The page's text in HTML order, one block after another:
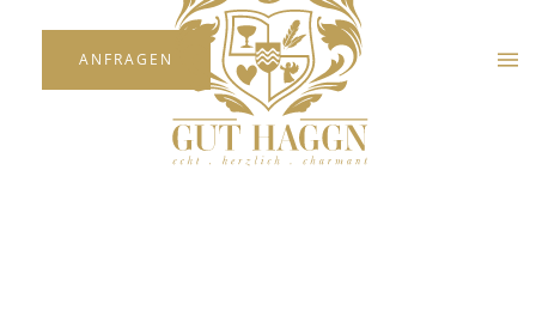
Skip to main content
ANFRAGEN